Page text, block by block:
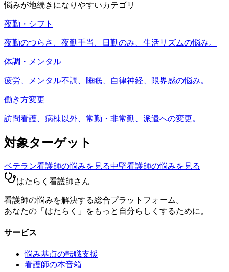
悩みが地続きになりやすいカテゴリ
夜勤・シフト
夜勤のつらさ、夜勤手当、日勤のみ、生活リズムの悩み。
体調・メンタル
疲労、メンタル不調、睡眠、自律神経、限界感の悩み。
働き方変更
訪問看護、病棟以外、常勤・非常勤、派遣への変更。
対象ターゲット
ベテラン看護師の悩みを見る中堅看護師の悩みを見る
はたらく看護師さん
看護師の悩みを解決する総合プラットフォーム。
あなたの「はたらく」をもっと自分らしくするために。
サービス
悩み基点の転職支援
看護師の本音箱